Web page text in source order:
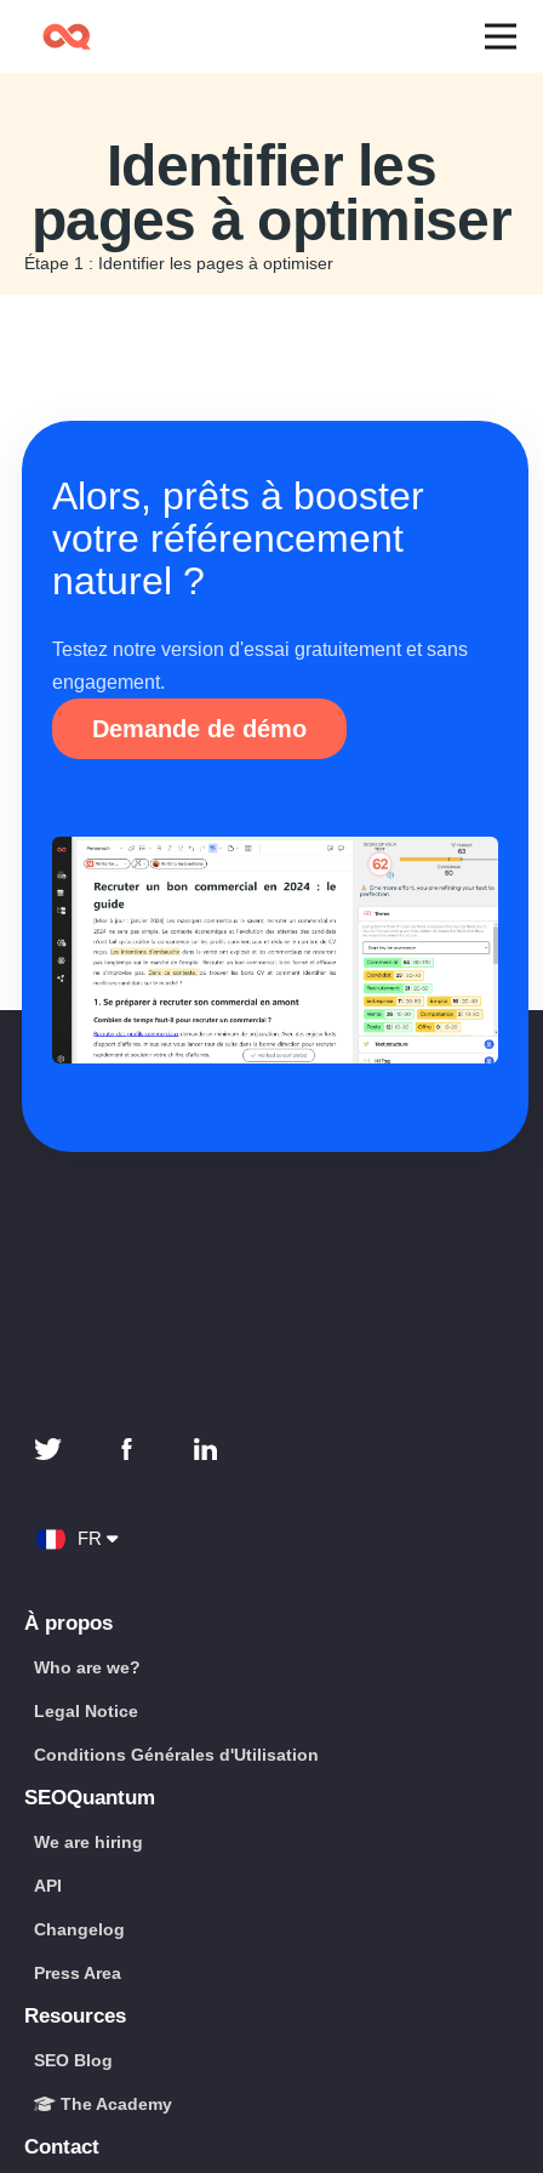
Identifier les
pages à optimiser
Étape 1 : Identifier les pages à optimiser
Alors, prêts à booster
votre référencement
naturel ?
Testez notre version d'essai gratuitement et sans
engagement.
Demande de démo
FR
À propos
Who are we?
Legal Notice
Conditions Générales d'Utilisation
SEOQuantum
We are hiring
API
Changelog
Press Area
Resources
SEO Blog
The Academy
Contact